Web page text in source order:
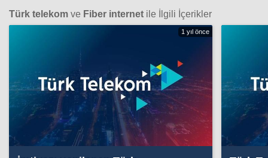
Türk telekom ve Fiber internet ile İlgili İçerikler
1 yıl önce